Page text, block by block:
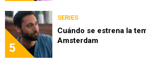
5
SERIES
Cuándo se estrena la
Amsterdam